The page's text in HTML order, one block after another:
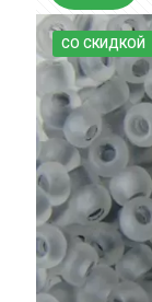
СО СКИДКОЙ